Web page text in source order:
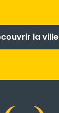
la ville